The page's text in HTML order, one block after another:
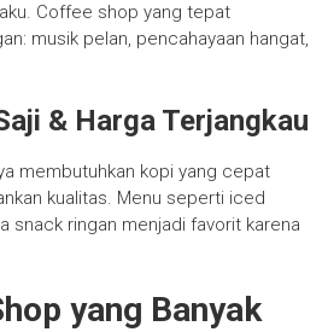
Coffee shop yang tepat
musik pelan, pencahayaan hangat,
& Harga Terjangkau
membutuhkan kopi yang cepat
kualitas. Menu seperti iced
snack ringan menjadi favorit karena
yang Banyak